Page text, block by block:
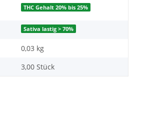
THC Gehalt 20% bis 25%
Sativa lastig > 70%
0,03 kg
3,00 Stück